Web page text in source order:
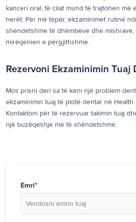
kanceri oral, të cilat mund të trajtohen më
herët. Për më tepër, ekzaminimet rutinë
shëndetshme të dhëmbëve dhe
mirëqenien e përgjithshme.
Rezervoni Ekzaminimin Tuaj
Mos prisni deri sa të keni një problem
ekzaminimin tuaj të plotë dentar në Health
Kontaktoni për të rezervuar takimin tuaj
një buzëqeshje më të shëndetshme.
Emri*